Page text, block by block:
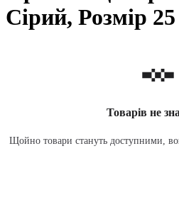
Сірий, Розмір 25
Товарів не
Щойно товари стануть доступними,